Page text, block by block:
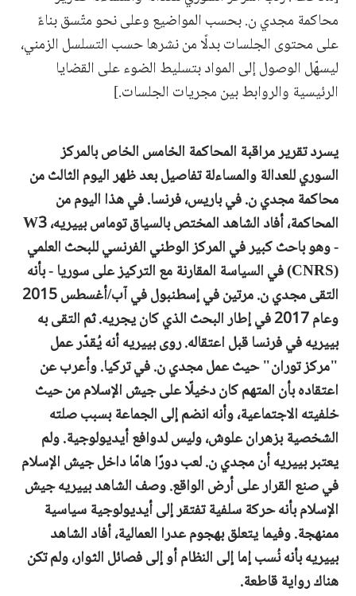
محاكمة مجدي ن. بحسب المواضيع وعلى نحو متّسق بناءً
على محتوى الجلسات بدلًا من نشرها حسب التسلسل الزمني،
ليسهّل الوصول إلى المواد بتسليط الضوء على القضايا
الرئيسية والروابط بين مجريات الجلسات.]
يسرد تقرير مراقبة المحاكمة الخامس الخاص بالمركز
السوري للعدالة والمساءلة تفاصيل بعد ظهر اليوم الثالث من
محاكمة مجدي ن. في باريس، فرنسا. في هذا اليوم من
المحاكمة، أفاد الشاهد المختص بالسياق توماس بييريه، W3
- وهو باحث كبير في المركز الوطني الفرنسي للبحث العلمي
(CNRS) في السياسة المقارنة مع التركيز على سوريا - بأنه
التقى مجدي ن. مرتين في إسطنبول في آب/أغسطس 2015
وعام 2017 في إطار البحث الذي كان يجريه. ثم التقى به
بييريه في فرنسا قبل اعتقاله. روى بييريه أنه يُقدّر عمل
"مركز توران" حيث عمل مجدي ن. في تركيا. وأعرب عن
اعتقاده بأن المتهم كان دخيلًا على جيش الإسلام من حيث
خلفيته الاجتماعية، وأنه انضم إلى الجماعة بسبب صلته
الشخصية بزهران علوش، وليس لدوافع أيديولوجية. ولم
يعتبر بييريه أن مجدي ن. لعب دورًا هامّا داخل جيش الإسلام
في صنع القرار على أرض الواقع. وصف الشاهد بييريه جيش
الإسلام بأنه حركة سلفية تفتقر إلى أيديولوجية سياسية
ممنهجة. وفيما يتعلق بهجوم عدرا العمالية، أفاد الشاهد
بييريه بأنه نُسب إما إلى النظام أو إلى فصائل الثوار، ولم تكن
هناك رواية قاطعة.